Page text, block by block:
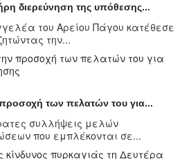
διερεύνηση της υπόθεσης...
του Αρείου Πάγου κατέθεσε
την...
των πελατών του για...
συλλήψεις μελών
που εμπλέκονται σε...